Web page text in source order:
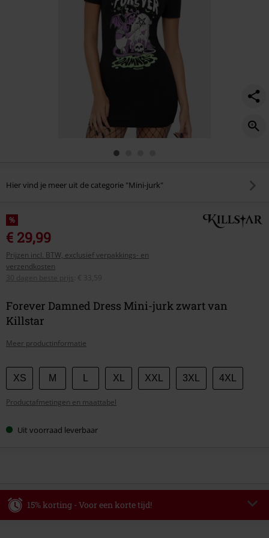
Hier vind je meer uit de categorie "Mini-jurk"
%
€ 29,99
Prijzen incl. BTW, exclusief verpakkings- en
verzendkosten
30 dagen beste prijs
€ 33,59
Forever Damned Dress Mini-jurk zwart van
Killstar
Meer productinformatie
Kies
je
maat
XS M XL XXL 3XL 4XL
Productafmetingen en maattabel
Uit voorraad leverbaar
15% korting - Voor een korte tijd!